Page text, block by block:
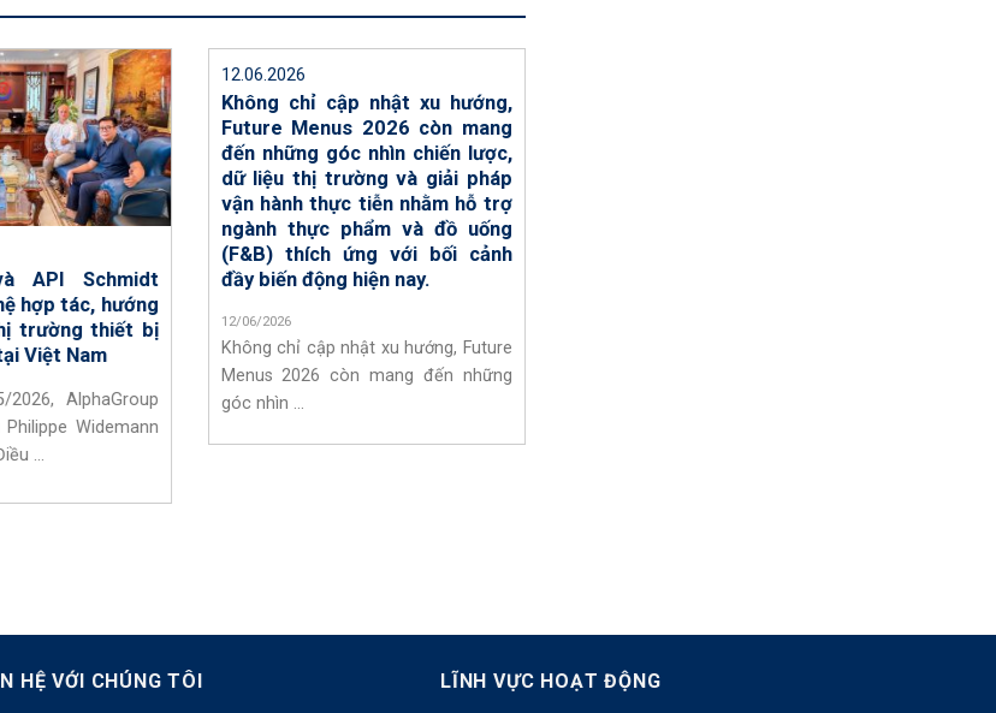
API Schmidt
hợp tác, hướng
trường thiết bị
Việt Nam
AlphaGroup
Widemann
...
12.06.2026
Không chỉ cập nhật xu hướng,
Future Menus 2026 còn mang
đến những góc nhìn chiến lược,
dữ liệu thị trường và giải pháp
vận hành thực tiễn nhằm hỗ trợ
ngành thực phẩm và đồ uống
(F&B) thích ứng với bối cảnh
đầy biến động hiện nay.
12/06/2026
Không chỉ cập nhật xu hướng, Future
Menus 2026 còn mang đến những
góc nhìn ...
HỆ VỚI CHÚNG TÔI LĨNH VỰC HOẠT ĐỘNG